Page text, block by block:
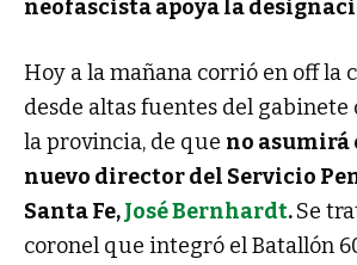
neofascista apoya la
Hoy a la mañana corrió en off la
desde altas fuentes del gabinete
la provincia, de que no asumirá
nuevo director del Servicio
Santa Fe,José Bernhardt.Se
coronel que integró el Batallón